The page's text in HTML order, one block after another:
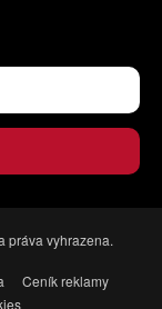
práva vyhrazena.
Ceník reklamy